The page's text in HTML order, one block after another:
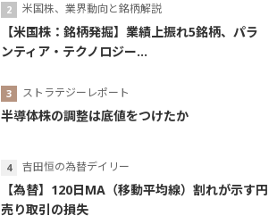
米国株、業界動向と銘柄解説
【米国株：銘柄発掘】業績上振れ5銘柄、パラ
ンティア・テクノロジー...
ストラテジーレポート
半導体株の調整は底値をつけたか
吉田恒の為替デイリー
【為替】120日MA（移動平均線）割れが示す円
売り取引の損失